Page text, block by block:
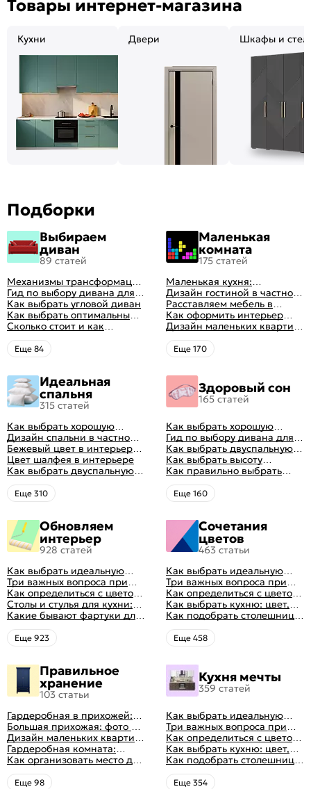
Товары интернет-магазина
Кухни Двери Шкафы и
Подборки
Выбираем
диван
89 статей
Механизмы трансформации
диванов: все виды,
особенности, плюсы и
минусы
Гид по выбору дивана для
сна
Как выбрать угловой диван
Как выбрать оптимальный
цвет стен в гостиной: 50
фото и идей оформления
Сколько стоит и как
перетянуть диван
Eще 84
Маленькая
комната
175 статей
Маленькая кухня:
планировка, стили, цвет и
рисунок, реальные фото
Дизайн гостиной в частном
доме: 50 вариантов с фото
Расставляем мебель в
гостиной: главные правила
рациональной планировки
Как оформить интерьер
однокомнатной квартиры:
47 классных идей с фото
Дизайн маленьких квартир:
10 идей для дизайна
интерьера с фото
Eще 170
Идеальная
спальня
315 статей
Как выбрать хорошую
кровать для сна
Дизайн спальни в частном
доме: множество идей
оформления идеальных
интерьеров
Бежевый цвет в интерьере
спальни 2024, 40 красивых
интерьеров с фото
Цвет шалфея в интерьере
Как выбрать двуспальную
кровать и матрас
правильно: советы и фото в
интерьере
Eще 310
Здоровый сон
165 статей
Как выбрать хорошую
кровать для сна
Гид по выбору дивана для
сна
Как выбрать двуспальную
кровать и матрас
правильно: советы и фото в
интерьере
Как выбрать высоту
матраса
Как правильно выбрать
ортопедический матрас
Eще 160
Обновляем
интерьер
928 статей
Как выбрать идеальную
планировку для кухни
Три важных вопроса при
выборе кухни: готовка,
посуда, комфорт
Как определиться с цветом
кухни: светлые, темные,
яркие
Столы и стулья для кухни:
советы по выбору
Какие бывают фартуки для
кухни: как правильно
выбрать
Eще 923
Сочетания
цветов
463 статьи
Как выбрать идеальную
планировку для кухни
Три важных вопроса при
выборе кухни: готовка,
посуда, комфорт
Как определиться с цветом
кухни: светлые, темные,
яркие
Как выбрать кухню: цвет,
планировка, аксессуары
Как подобрать столешницу
для кухни по цвету
Eще 458
Правильное
хранение
103 статьи
Гардеробная в прихожей:
виды, фото в интерьере,
идеи дизайна
Большая прихожая: фото с
функциональным
распределением дизайна
Дизайн маленьких квартир:
10 идей для дизайна
интерьера с фото
Гардеробная комната:
дизайн, планировка, советы
по обустройству,
распространенные ошибки
Как организовать место для
хранения на балконе
Eще 98
Кухня мечты
359 статей
Как выбрать идеальную
планировку для кухни
Три важных вопроса при
выборе кухни: готовка,
посуда, комфорт
Как определиться с цветом
кухни: светлые, темные,
яркие
Как выбрать кухню: цвет,
планировка, аксессуары
Как подобрать столешницу
для кухни по цвету
Eще 354